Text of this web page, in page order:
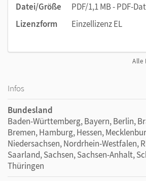
Datei/Größe
PDF/1,1 MB - PDF-
Lizenzform
Einzellizenz EL
Alle
Infos
Bundesland
Baden-Württemberg, Bayern, Berlin,
Bremen, Hamburg, Hessen,
Niedersachsen, Nordrhein-Westfalen,
Saarland, Sachsen, Sachsen-Anhalt,
Thüringen